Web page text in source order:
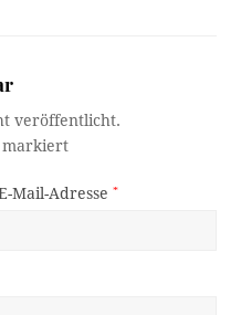
veröffentlicht.
markiert
Mail-Adresse*